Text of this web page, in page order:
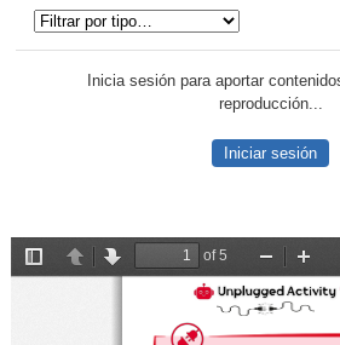
Inicia sesión para aportar
reproducción...
Iniciar sesión